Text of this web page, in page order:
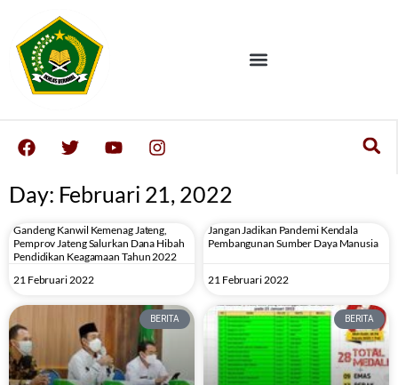
Day: Februari 21, 2022
Gandeng Kanwil Kemenag Jateng,
Pemprov Jateng Salurkan Dana Hibah
Pendidikan Keagamaan Tahun 2022
21 Februari 2022
Jangan Jadikan Pandemi Kendala
Pembangunan Sumber Daya Manusia
21 Februari 2022
BERITA BERITA